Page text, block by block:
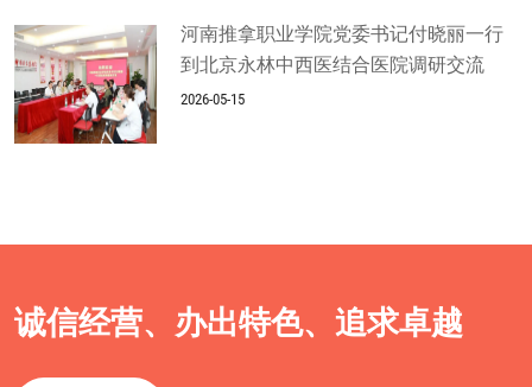
河南推拿职业学院党委书记付晓丽一行
到北京永林中西医结合医院调研交流
2026-05-15
诚信经营、办出特色、追求卓越